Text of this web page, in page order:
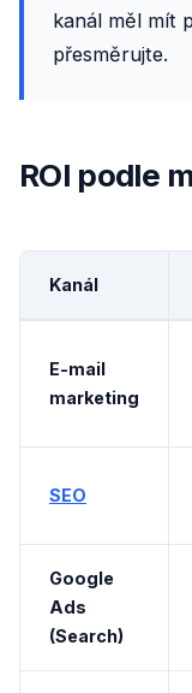
kanál měl mít
přesměrujte.
ROI podle
Kanál
E-mail
marketing
SEO
Google
Ads
(Search)